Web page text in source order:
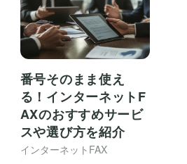
番号そのまま使え
る！インターネットF
AXのおすすめサービ
スや選び方を紹介
インターネットFAX